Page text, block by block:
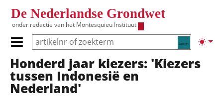
De Nederlandse Grondwet
onder redactie van het Montesquieu Instituut
Zoeken
Primair menu tonen/verbergen
Hoofdnavigatie
Honderd jaar kiezers: 'Kiezers
tussen Indonesië en
Nederland'